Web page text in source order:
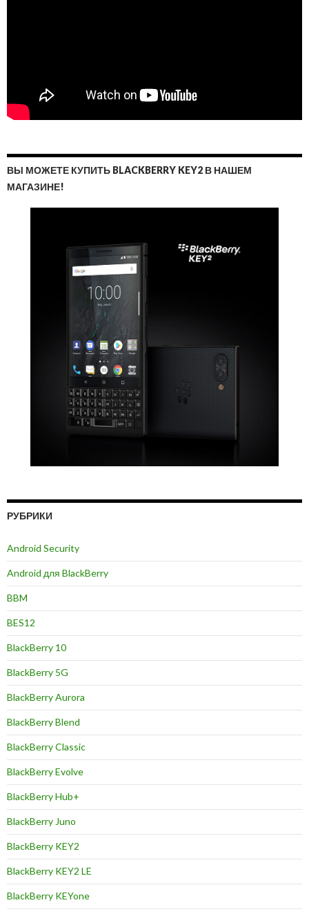
ВЫ МОЖЕТЕ КУПИТЬ BLACKBERRY KEY2 В НАШЕМ
МАГАЗИНЕ!
РУБРИКИ
Android Security
Android для BlackBerry
BBM
BES12
BlackBerry 10
BlackBerry 5G
BlackBerry Aurora
BlackBerry Blend
BlackBerry Classic
BlackBerry Evolve
BlackBerry Hub+
BlackBerry Juno
BlackBerry KEY2
BlackBerry KEY2 LE
BlackBerry KEYone